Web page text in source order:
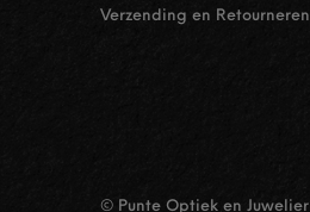
Verzending en Retourneren
© Punte Optiek en Juwelier